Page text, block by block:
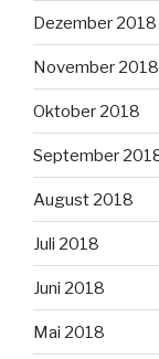
Dezember 2018
November 2018
Oktober 2018
September
August 2018
Juli 2018
Juni 2018
Mai 2018